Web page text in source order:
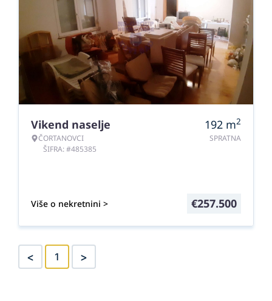
Vikend naselje
ČORTANOVCI
ŠIFRA: #485385
192 m2
SPRATNA
Više o nekretnini > €257.500
< 1 >